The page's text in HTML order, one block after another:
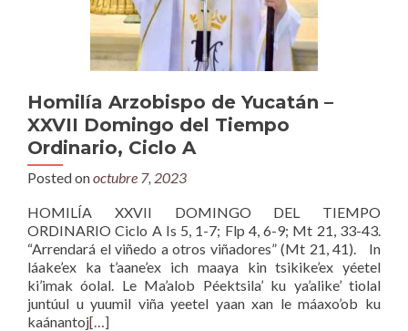
Homilía Arzobispo de Yucatán –
XXVII Domingo del Tiempo
Ordinario, Ciclo A
Posted onoctubre 7, 2023
HOMILÍA XXVII DOMINGO DEL TIEMPO
ORDINARIO Ciclo A Is 5, 1-7; Flp 4, 6-9; Mt 21, 33-43.
“Arrendará el viñedo a otros viñadores” (Mt 21, 41). In
láake’ex ka t’aane’ex ich maaya kin tsikike’ex yéetel
ki’imak óolal. Le Ma’alob Péektsila’ ku ya’alike’ tiolal
juntúul u yuumil viña yeetel yaan xan le máaxo’ob ku
kaánantoj[…]